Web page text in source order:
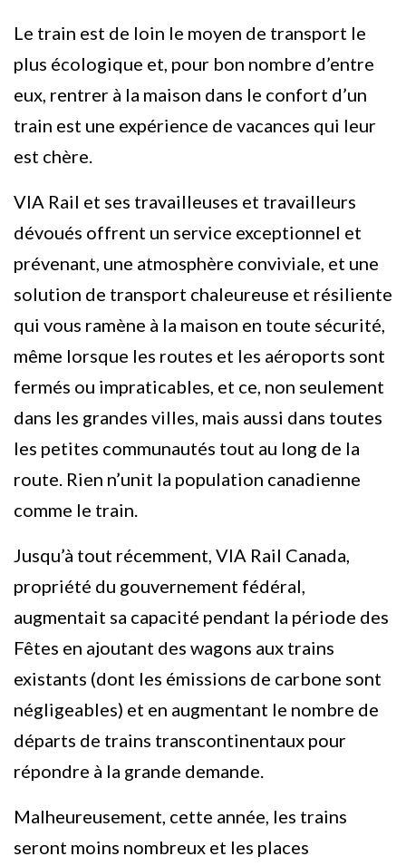
Le train est de loin le moyen de transport le
plus écologique et, pour bon nombre d’entre
eux, rentrer à la maison dans le confort d’un
train est une expérience de vacances qui leur
est chère.
VIA Rail et ses travailleuses et travailleurs
dévoués offrent un service exceptionnel et
prévenant, une atmosphère conviviale, et une
solution de transport chaleureuse et résiliente
qui vous ramène à la maison en toute sécurité,
même lorsque les routes et les aéroports sont
fermés ou impraticables, et ce, non seulement
dans les grandes villes, mais aussi dans toutes
les petites communautés tout au long de la
route. Rien n’unit la population canadienne
comme le train.
Jusqu’à tout récemment, VIA Rail Canada,
propriété du gouvernement fédéral,
augmentait sa capacité pendant la période des
Fêtes en ajoutant des wagons aux trains
existants (dont les émissions de carbone sont
négligeables) et en augmentant le nombre de
départs de trains transcontinentaux pour
répondre à la grande demande.
Malheureusement, cette année, les trains
seront moins nombreux et les places